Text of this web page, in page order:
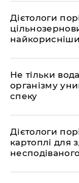
Дієтологи
Не тільки
організму
спеку
Дієтологи
картоплі для